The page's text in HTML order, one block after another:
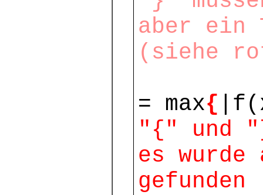
aber ein
(siehe
= max{
"{" und
es wurde